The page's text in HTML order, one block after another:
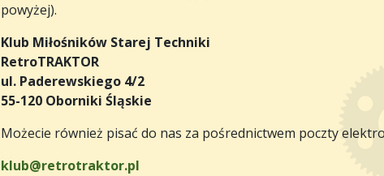
powyżej).
Klub Miłośników Starej Techniki
RetroTRAKTOR
ul. Paderewskiego 4/2
55-120 Oborniki Śląskie
Możecie również pisać do nas za pośrednictwem poczty
klub@retrotraktor.pl